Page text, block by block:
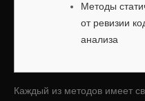
Методы
от ревизии
анализа
Каждый из методов имеет